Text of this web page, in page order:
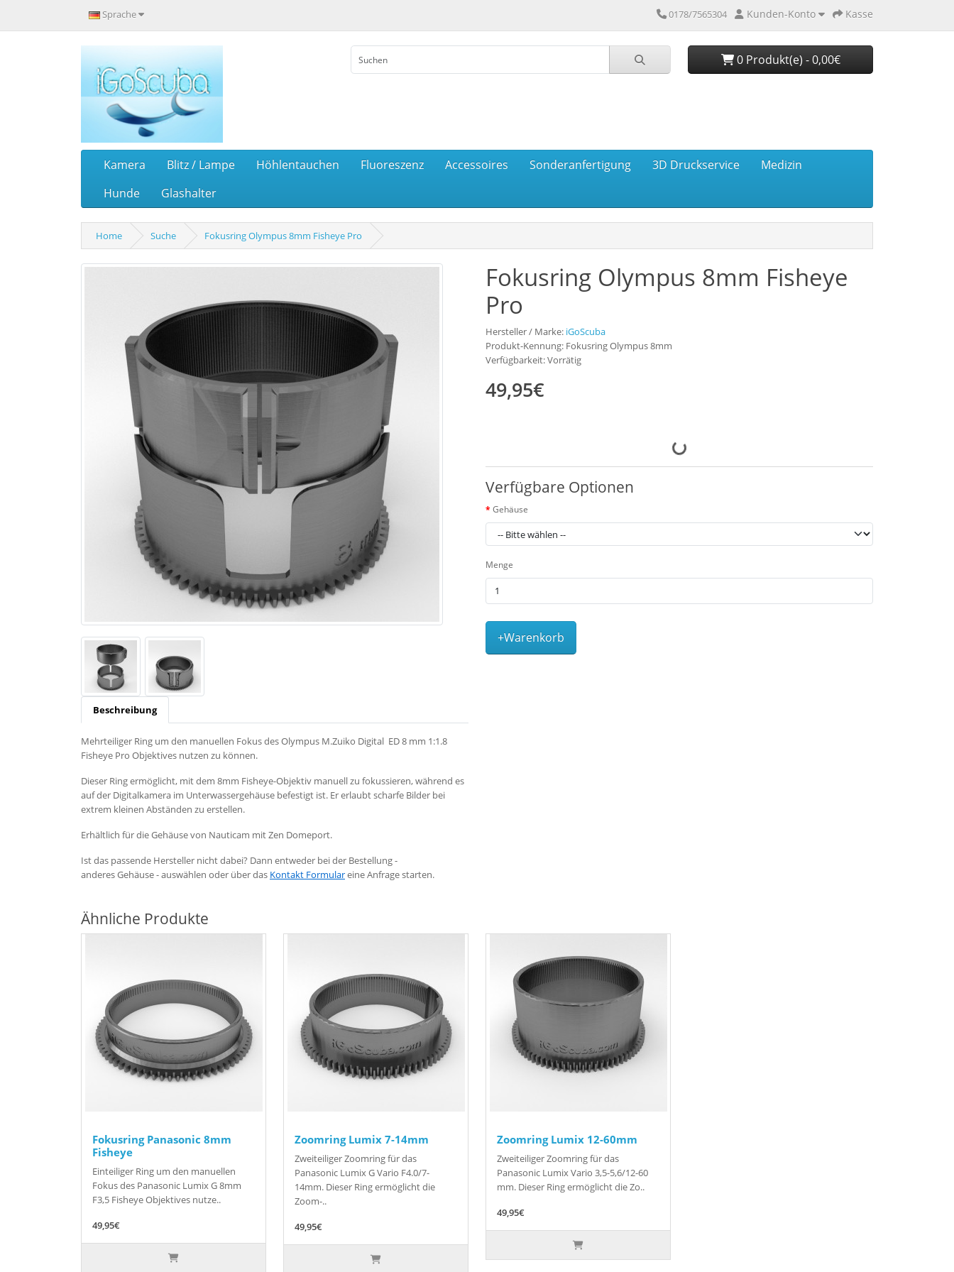
Sprache 0178/7565304 Kunden-Konto Kasse
0 Produkt(e) - 0,00€
Kamera Blitz / Lampe Höhlentauchen Fluoreszenz Accessoires Sonderanfertigung 3D Druckservice
Medizin
Hunde
Glashalter
Home Suche Fokusring Olympus 8mm Fisheye Pro
Beschreibung
Mehrteiliger Ring um den manuellen Fokus des Olympus M.Zuiko Digital ED 8 mm 1:1.8
Fisheye Pro Objektives nutzen zu können.
Dieser Ring ermöglicht, mit dem 8mm Fisheye-Objektiv manuell zu fokussieren, während es
auf der Digitalkamera im Unterwassergehäuse befestigt ist. Er erlaubt scharfe Bilder bei
extrem kleinen Abständen zu erstellen.
Erhältlich für die Gehäuse von Nauticam mit Zen Domeport.
Ist das passende Hersteller nicht dabei? Dann entweder bei der Bestellung -
anderes Gehäuse - auswählen oder über das Kontakt Formulareine Anfrage starten.
Fokusring Olympus 8mm Fisheye
Pro
Hersteller / Marke: iGoScuba
Produkt-Kennung: Fokusring Olympus 8mm
Verfügbarkeit: Vorrätig
49,95€
Verfügbare Optionen
Gehäuse
Menge
+Warenkorb
Ähnliche Produkte
Fokusring Panasonic 8mm
Fisheye
Einteiliger Ring um den manuellen
Fokus des Panasonic Lumix G 8mm
F3,5 Fisheye Objektives nutze..
49,95€
Zoomring Lumix 7-14mm
Zweiteiliger Zoomring für das
Panasonic Lumix G Vario F4.0/7-
14mm. Dieser Ring ermöglicht die
Zoom-..
49,95€
Zoomring Lumix 12-60mm
Zweiteiliger Zoomring für das
Panasonic Lumix Vario 3,5-5,6/12-60
mm. Dieser Ring ermöglicht die Zo..
49,95€